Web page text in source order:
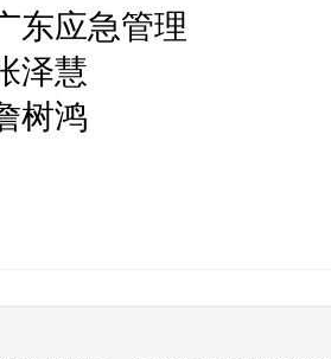
东应急管理
泽慧
树鸿